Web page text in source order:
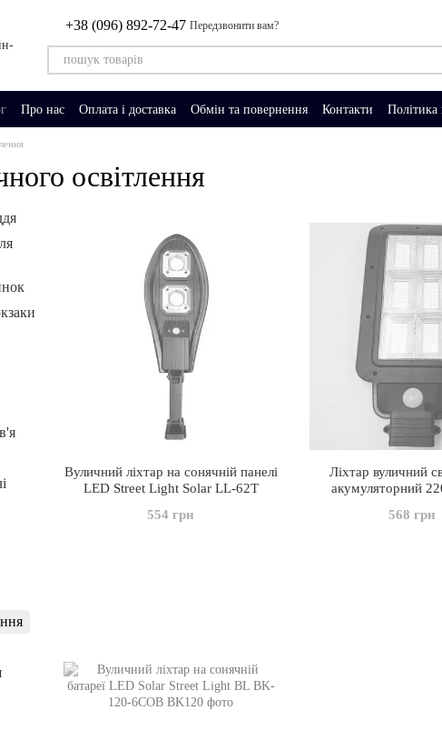
+38 (096) 892-72-47 Передзвонити вам?
Про нас Оплата і доставка Обмін та повернення Контакти Політика
освітлення
Вуличний ліхтар на сонячній панелі
LED Street Light Solar LL-62T
554 грн
Ліхтар вуличний
акумуляторний
Solar Street Light
568 грн